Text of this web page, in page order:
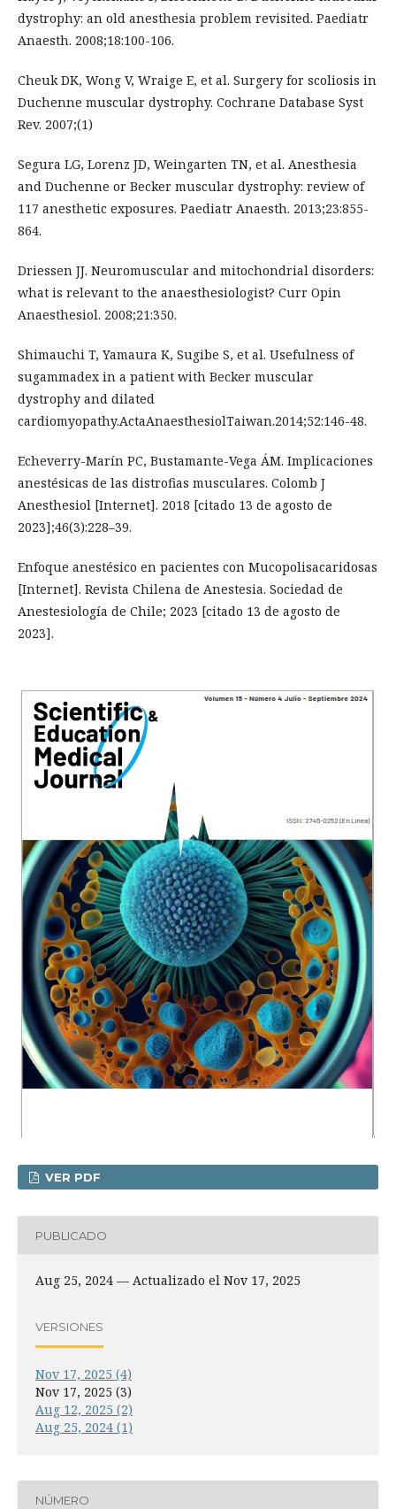
dystrophy: an old anesthesia problem revisited. Paediatr
Anaesth. 2008;18:100-106.
Cheuk DK, Wong V, Wraige E, et al. Surgery for scoliosis in
Duchenne muscular dystrophy. Cochrane Database Syst
Rev. 2007;(1)
Segura LG, Lorenz JD, Weingarten TN, et al. Anesthesia
and Duchenne or Becker muscular dystrophy: review of
117 anesthetic exposures. Paediatr Anaesth. 2013;23:855-
864.
Driessen JJ. Neuromuscular and mitochondrial disorders:
what is relevant to the anaesthesiologist? Curr Opin
Anaesthesiol. 2008;21:350.
Shimauchi T, Yamaura K, Sugibe S, et al. Usefulness of
sugammadex in a patient with Becker muscular
dystrophy and dilated
cardiomyopathy.ActaAnaesthesiolTaiwan.2014;52:146-48.
Echeverry-Marín PC, Bustamante-Vega ÁM. Implicaciones
anestésicas de las distrofias musculares. Colomb J
Anesthesiol [Internet]. 2018 [citado 13 de agosto de
2023];46(3):228–39.
Enfoque anestésico en pacientes con Mucopolisacaridosas
[Internet]. Revista Chilena de Anestesia. Sociedad de
Anestesiología de Chile; 2023 [citado 13 de agosto de
2023].
VER PDF
PUBLICADO
Aug 25, 2024 — Actualizado el Nov 17, 2025
VERSIONES
Nov 17, 2025 (4)
Nov 17, 2025 (3)
Aug 12, 2025 (2)
Aug 25, 2024 (1)
NÚMERO